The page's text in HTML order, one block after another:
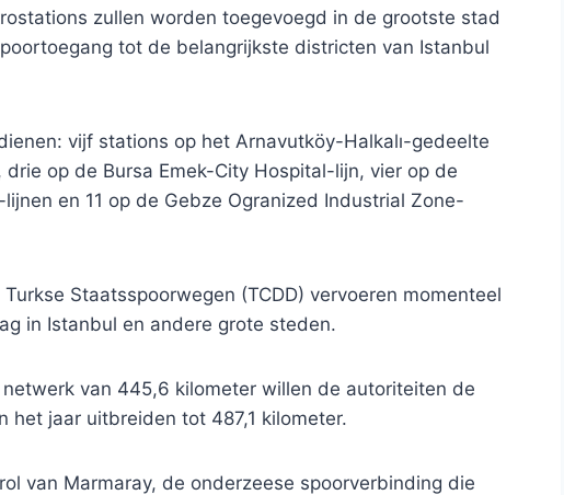
zullen worden toegevoegd in de grootste stad
tot de belangrijkste districten van Istanbul
vijf stations op het Arnavutköy-Halkalı-gedeelte
op de Bursa Emek-City Hospital-lijn, vier op de
en 11 op de Gebze Ogranized Industrial Zone-
Staatsspoorwegen (TCDD) vervoeren momenteel
in Istanbul en andere grote steden.
van 445,6 kilometer willen de autoriteiten de
jaar uitbreiden tot 487,1 kilometer.
van Marmaray, de onderzeese spoorverbinding die